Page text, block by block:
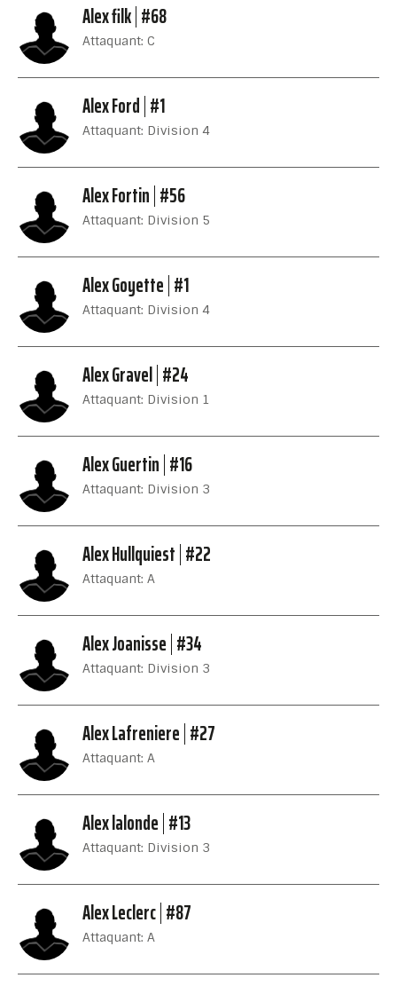
Alex filk #68
Attaquant: C
Alex Ford #1
Attaquant: Division 4
Alex Fortin #56
Attaquant: Division 5
Alex Goyette #1
Attaquant: Division 4
Alex Gravel #24
Attaquant: Division 1
Alex Guertin #16
Attaquant: Division 3
Alex Hullquiest #22
Attaquant: A
Alex Joanisse #34
Attaquant: Division 3
Alex Lafreniere #27
Attaquant: A
Alex lalonde #13
Attaquant: Division 3
Alex Leclerc #87
Attaquant: A